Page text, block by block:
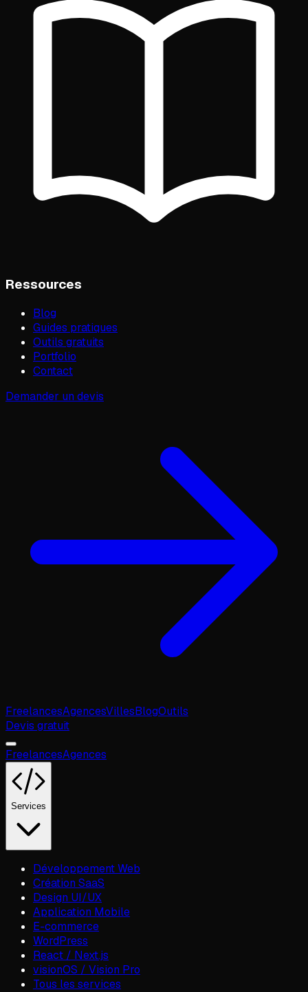
Ressources
Blog
Guides pratiques
Outils gratuits
Portfolio
Contact
Demander un devis
FreelancesAgencesVillesBlogOutils
Devis gratuit
FreelancesAgences
Services
Développement Web
Création SaaS
Design UI/UX
Application Mobile
E-commerce
WordPress
React / Next.js
visionOS / Vision Pro
Tous les services